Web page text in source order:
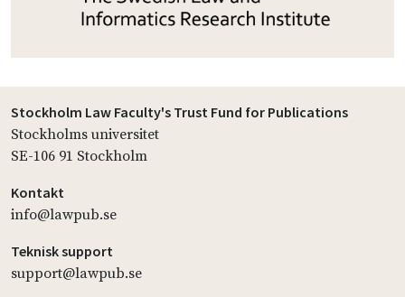
Stockholm Law Faculty's Trust Fund for Publications
Stockholms universitet
SE-106 91 Stockholm
Kontakt
info@lawpub.se
Teknisk support
support@lawpub.se